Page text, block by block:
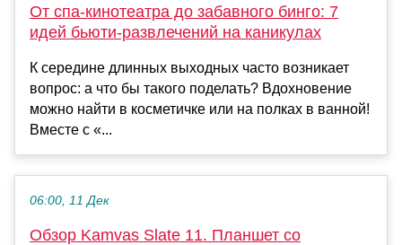
От спа-кинотеатра до забавного бинго: 7
идей бьюти-развлечений на каникулах
К середине длинных выходных часто возникает
вопрос: а что бы такого поделать? Вдохновение
можно найти в косметичке или на полках в ванной!
Вместе с «...
06:00, 11 Дек
Обзор Kamvas Slate 11. Планшет со